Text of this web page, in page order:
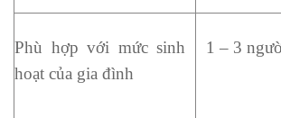
Phù hợp với mức sinh
hoạt của gia đình
1 – 3